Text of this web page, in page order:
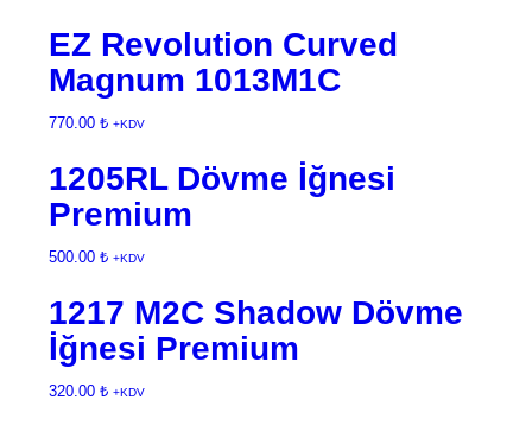
EZ Revolution Curved
Magnum 1013M1C
770.00 ₺ +KDV
1205RL Dövme İğnesi
Premium
500.00 ₺ +KDV
1217 M2C Shadow Dövme
İğnesi Premium
320.00 ₺ +KDV